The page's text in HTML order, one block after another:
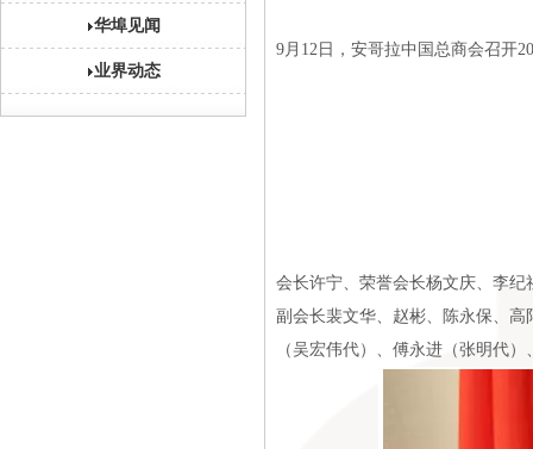
华埠见闻
业界动态
9月12日，安哥拉中国总商会召开
会长许宁、荣誉会长杨文庆、李
副会长裴文华、赵彬、陈永保、
（吴宏伟代）、傅永进（张明代